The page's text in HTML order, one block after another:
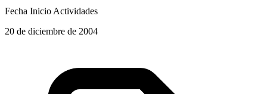
Fecha Inicio Actividades
20 de diciembre de 2004